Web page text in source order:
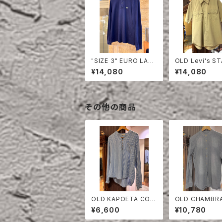
"SIZE 3" EURO LAC
OSTE POLO SHIRT
LONG SLEEVE
¥14,080
OLD Levi's
EST HALF
HIRT
¥14,080
その他の商品
OLD KAPOETA COT
TON PULLOVER SHI
RT
¥6,600
OLD
LLARESS SHIRT
¥10,780